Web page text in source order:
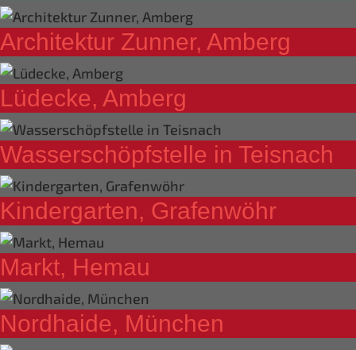
Architektur Zunner, Amberg
Lüdecke, Amberg
Wasserschöpfstelle in Teisnach
Kindergarten, Grafenwöhr
Markt, Hemau
Nordhaide, München